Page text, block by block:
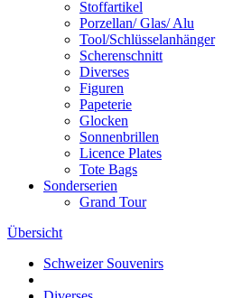
Stoffartikel
Porzellan/ Glas/ Alu
Tool/Schlüsselanhänger
Scherenschnitt
Diverses
Figuren
Papeterie
Glocken
Sonnenbrillen
Licence Plates
Tote Bags
Sonderserien
Grand Tour
Übersicht
Schweizer Souvenirs